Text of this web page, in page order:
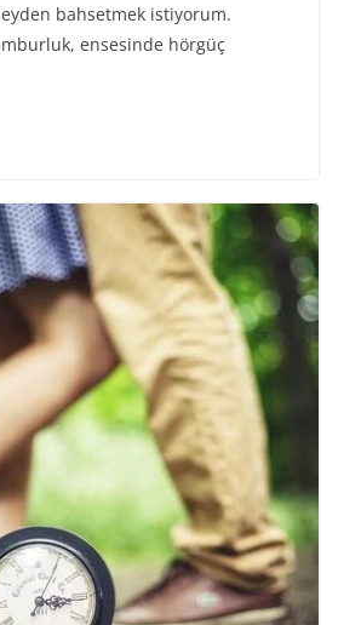
bahsetmek istiyorum.
ensesinde hörgüç